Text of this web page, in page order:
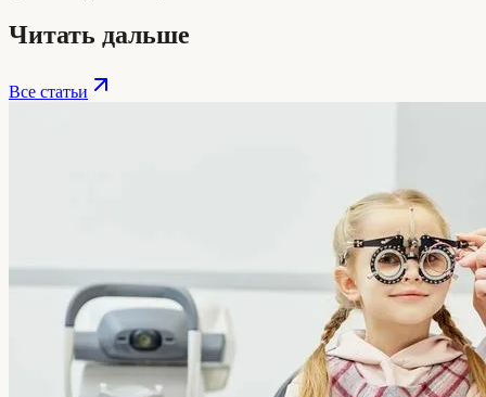
Читать дальше
Все статьи